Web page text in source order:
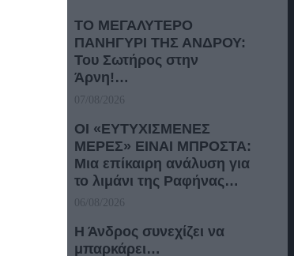
ΤΟ ΜΕΓΑΛΥΤΕΡΟ
ΠΑΝΗΓΥΡΙ ΤΗΣ ΑΝΔΡΟΥ:
Του Σωτήρος στην
Άρνη!…
07/08/2026
ΟΙ «ΕΥΤΥΧΙΣΜΕΝΕΣ
ΜΕΡΕΣ» ΕΙΝΑΙ ΜΠΡΟΣΤΑ:
Μια επίκαιρη ανάλυση για
το λιμάνι της Ραφήνας…
06/08/2026
Η Άνδρος συνεχίζει να
μπαρκάρει…